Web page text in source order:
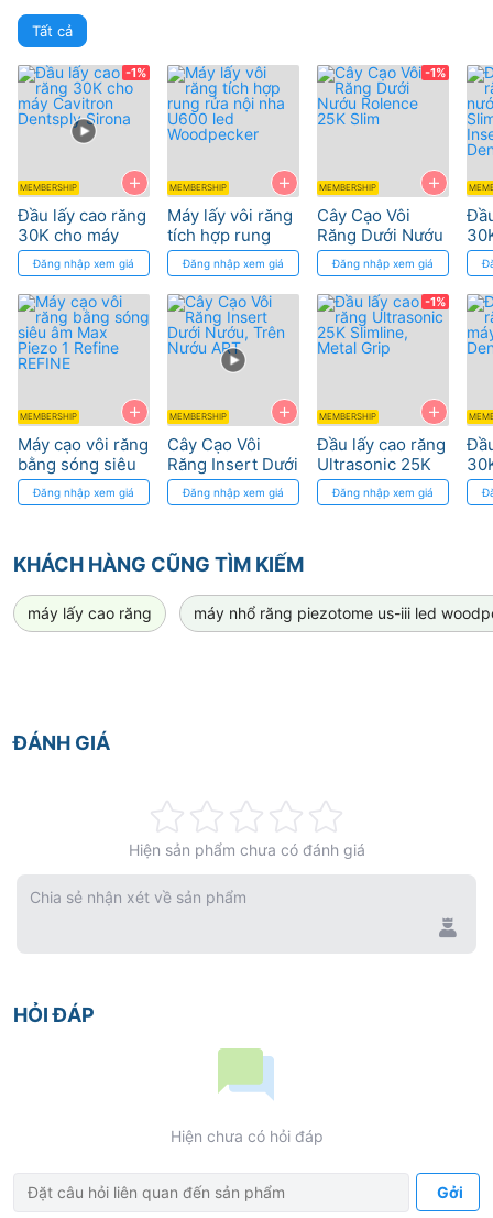
Tất cả
+
-1%
MEMBERSHIP
Đầu lấy cao răng
30K cho máy
Cavitron
Dentsply Sirona
Đăng nhập xem giá
+
MEMBERSHIP
Máy cạo vôi răng
bằng sóng siêu
âm Max Piezo 1
Refine REFINE
Đăng nhập xem giá
+
MEMBERSHIP
Máy lấy vôi răng
tích hợp rung
rửa nội nha
U600 led
Woodpecker
Đăng nhập xem giá
+
MEMBERSHIP
Cây Cạo Vôi
Răng Insert Dưới
Nướu, Trên
Nướu ART
Đăng nhập xem giá
+
-1%
MEMBERSHIP
Cây Cạo Vôi
Răng Dưới Nướu
Rolence 25K
Slim
Đăng nhập xem giá
+
-1%
MEMBERSHIP
Đầu lấy cao răng
Ultrasonic 25K
Slimline, Metal
Grip
Đăng nhập xem giá
KHÁCH HÀNG CŨNG TÌM KIẾM
máy lấy cao răng máy nhổ răng piezotome us-iii led
ĐÁNH GIÁ
0%
Hiện sản phẩm chưa có đánh giá
Chia sẻ nhận xét về sản phẩm
HỎI ĐÁP
Hiện chưa có hỏi đáp
Gởi